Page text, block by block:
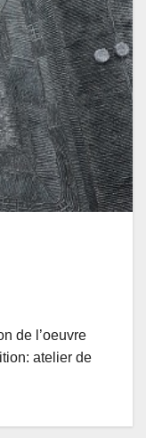
de l’oeuvre
atelier de